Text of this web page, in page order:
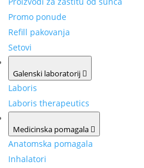
Promo ponude
Refill pakovanja
Setovi
Galenski laboratorij
Laboris
Laboris therapeutics
Medicinska pomagala
Anatomska pomagala
Inhalatori